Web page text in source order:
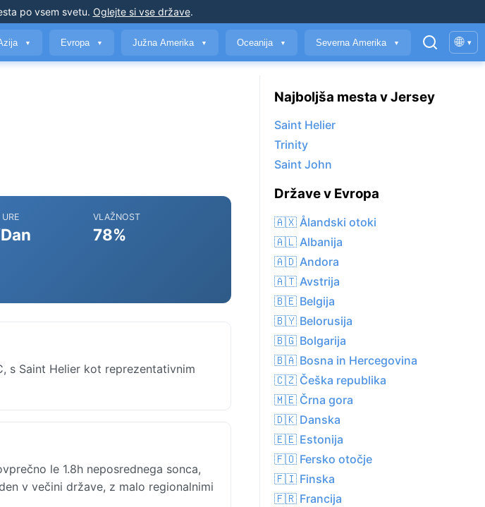
po vsem svetu. Oglejte si vse države.
▼ Evropa ▼ Južna Amerika ▼ Oceanija ▼ Severna Amerika ▼ 🌐 ▾
VLAŽNOST
78%
s Saint Helier kot reprezentativnim
le 1.8h neposrednega sonca,
v večini države, z malo regionalnimi
Najboljša mesta v Jersey
Saint Helier
Trinity
Saint John
Države v Evropa
🇦🇽 Ålandski otoki
🇦🇱 Albanija
🇦🇩 Andora
🇦🇹 Avstrija
🇧🇪 Belgija
🇧🇾 Belorusija
🇧🇬 Bolgarija
🇧🇦 Bosna in Hercegovina
🇨🇿 Češka republika
🇲🇪 Črna gora
🇩🇰 Danska
🇪🇪 Estonija
🇫🇴 Fersko otočje
🇫🇮 Finska
🇫🇷 Francija